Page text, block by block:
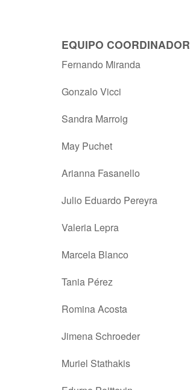
EQUIPO COORDINADOR
Fernando Miranda
Gonzalo Vicci
Sandra Marroig
May Puchet
Arianna Fasanello
Julio Eduardo Pereyra
Valeria Lepra
Marcela Blanco
Tania Pérez
Romina Acosta
Jimena Schroeder
Muriel Stathakis